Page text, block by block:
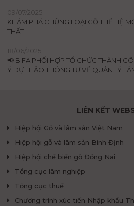
09/07/2025
KHÁM PHÁ CHỦNG LOẠI GỖ THẾ HỆ
THẤT
18/06/2025
📢 BIFA PHỐI HỢP TỔ CHỨC THÀNH
Ý DỰ THẢO THÔNG TƯ VỀ QUẢN LÝ
LIÊN KẾT
Hiệp hội Gỗ và lâm sản Việt Nam
Hiệp hội gỗ và lâm sản Bình Định
Hiệp hội chế biến gỗ Đồng Nai
Tổng cục lâm nghiệp
Tổng cục thuế
Chương trình xúc tiến Nhập khẩu